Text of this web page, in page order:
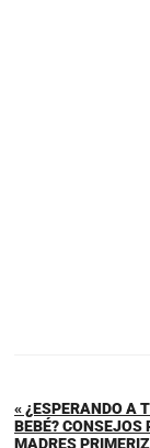
« ¿ESPERANDO A
BEBÉ? CONSEJOS
MADRES